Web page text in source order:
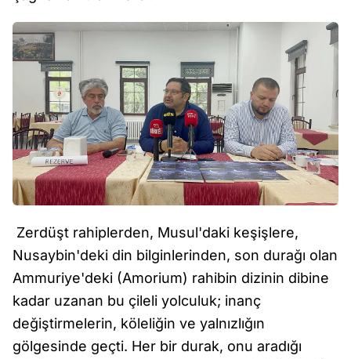
Zerdüşt rahiplerden, Musul'daki keşişlere,
Nusaybin'deki din bilginlerinden, son durağı olan
Ammuriye'deki (Amorium) rahibin dizinin dibine
kadar uzanan bu çileli yolculuk; inanç
değiştirmelerin, köleliğin ve yalnızlığın
gölgesinde geçti. Her bir durak, onu aradığı